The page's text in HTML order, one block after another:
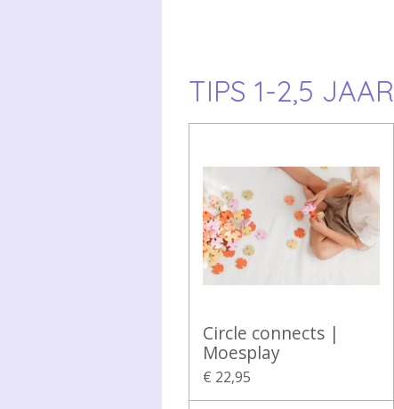
TIPS 1-2,5 JAAR
Circle connects |
Moesplay
€ 22,95